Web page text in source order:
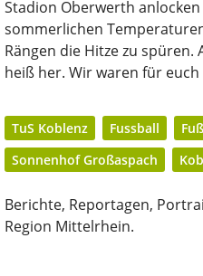
Stadion Oberwerth
sommerlichen
Rängen die Hitze zu spüren.
heiß her. Wir waren für
TuS Koblenz Fussball
Sonnenhof Großaspach
Berichte, Reportagen,
Region Mittelrhein.